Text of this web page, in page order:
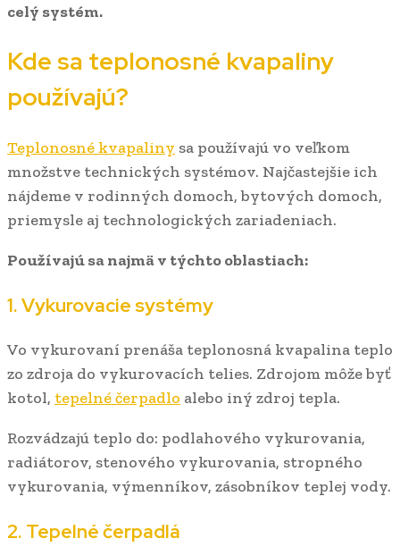
celý systém.
Kde sa teplonosné kvapaliny
používajú?
Teplonosné kvapaliny sa používajú vo veľkom
množstve technických systémov. Najčastejšie ich
nájdeme v rodinných domoch, bytových domoch,
priemysle aj technologických zariadeniach.
Používajú sa najmä v týchto oblastiach:
1. Vykurovacie systémy
Vo vykurovaní prenáša teplonosná kvapalina teplo
zo zdroja do vykurovacích telies. Zdrojom môže byť
kotol, tepelné čerpadlo alebo iný zdroj tepla.
Rozvádzajú teplo do: podlahového vykurovania,
radiátorov, stenového vykurovania, stropného
vykurovania, výmenníkov, zásobníkov teplej vody.
2. Tepelné čerpadlá